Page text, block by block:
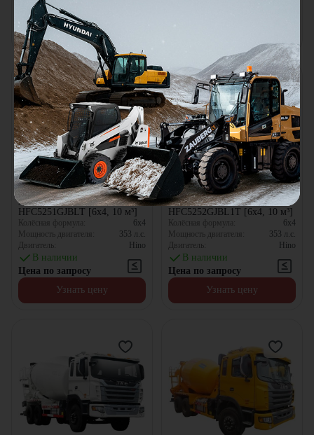
Цена по запросу
Узнать цену
Автобетоносмеситель JAC
HFC5251GJBLT [6x4, 10 м³]
Колёсная формула:
6x4
Мощность двигателя:
353 л.с.
Двигатель:
Hino
В наличии
Цена по запросу
Узнать цену
Автобетоносмеситель JAC
HFC5252GJBL1T [6x4, 10 м³]
Колёсная формула:
6x4
Мощность двигателя:
353 л.с.
Двигатель:
Hino
В наличии
Цена по запросу
Узнать цену